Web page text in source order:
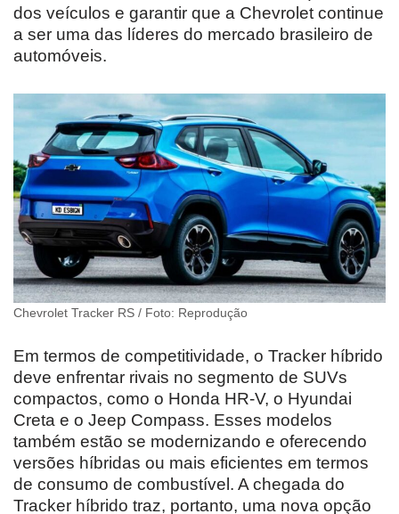
dos veículos e garantir que a Chevrolet continue
a ser uma das líderes do mercado brasileiro de
automóveis.
Chevrolet Tracker RS / Foto: Reprodução
Em termos de competitividade, o Tracker híbrido
deve enfrentar rivais no segmento de SUVs
compactos, como o Honda HR-V, o Hyundai
Creta e o Jeep Compass. Esses modelos
também estão se modernizando e oferecendo
versões híbridas ou mais eficientes em termos
de consumo de combustível. A chegada do
Tracker híbrido traz, portanto, uma nova opção